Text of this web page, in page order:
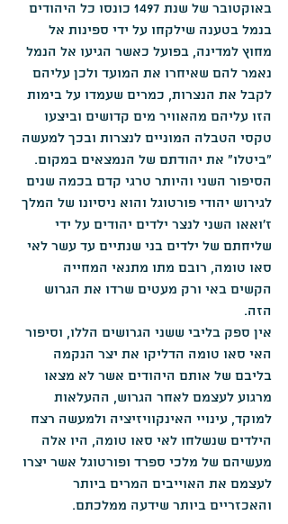
באוקטובר של שנת 1497 כונסו כל היהודים
בנמל בטענה שילקחו על ידי ספינות אל
מחוץ למדינה, בפועל כאשר הגיעו אל הנמל
נאמר להם שאיחרו את המועד ולכן עליהם
לקבל את הנצרות, כמרים שעמדו על בימות
הזו עליהם מהאוויר מים קדושים וביצעו
טקסי הטבלה המוניים לנצרות ובכך למעשה
"ביטלו" את יהודתם של הנמצאים במקום.
הסיפור השני והיותר טרגי קדם בכמה שנים
לגירוש יהודי פורטוגל והוא ניסיונו של המלך
ז'ואאו השני לנצר ילדים יהודים על ידי
שליחתם של ילדים בני שנתיים עד עשר לאי
סאו טומה, רובם מתו מתנאי המחייה
הקשים באי ורק מעטים שרדו את הגרוש
הזה.
אין ספק בליבי ששני הגרושים הללו, וסיפור
האי סאו טומה הדליקו את יצר הנקמה
בליבם של אותם היהודים אשר לא מצאו
מרגוע לעצמם לאחר הגרוש, ההעלאות
למוקד, עינויי האינקוויזיציה ולמעשה רצח
הילדים שנשלחו לאי סאו טומה, היו אלה
מעשיהם של מלכי ספרד ופורטוגל אשר יצרו
לעצמם את האוייבים המרים ביותר
והאכזריים ביותר שידעה ממלכתם.